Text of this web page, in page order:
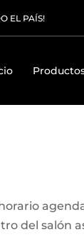
EL PAÍS!
del salón